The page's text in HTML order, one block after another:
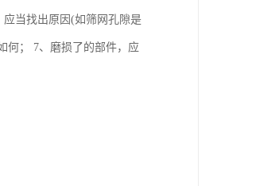
当找出原因(如筛网孔隙是
何； 7、磨损了的部件，应